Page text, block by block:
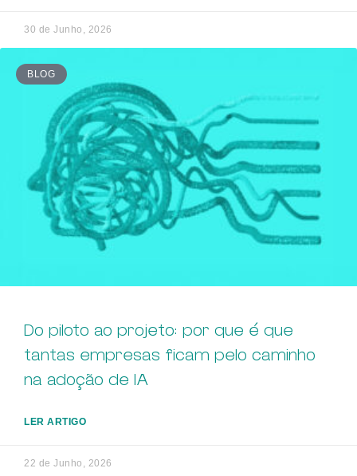
30 de Junho, 2026
BLOG
Do piloto ao projeto: por que é que
tantas empresas ficam pelo caminho
na adoção de IA
LER ARTIGO
22 de Junho, 2026